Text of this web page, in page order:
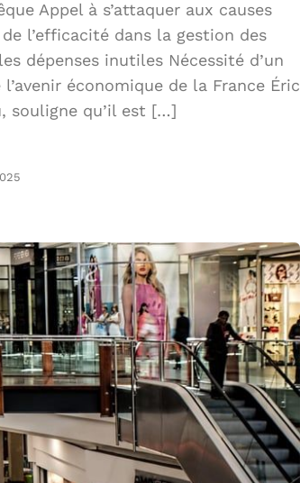
Appel à s’attaquer aux causes
l’efficacité dans la gestion des
dépenses inutiles Nécessité d’un
économique de la France Éric
souligne qu’il est […]